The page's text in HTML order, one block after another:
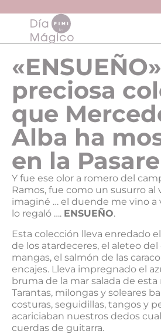
preciosa
que
Alba ha
en la
Y fue ese olor a romero del
Ramos, fue como un susurro
imaginé … el duende me vino a
lo regaló …. ENSUEÑO.
Esta colección lleva enredado
de los atardeceres, el aleteo
mangas, el salmón de las
encajes. Lleva impregnado el
bruma de la mar salada de esta
Tarantas, milongas y soleares
costuras, seguidillas, tangos y
acariciaban nuestros dedos
cuerdas de guitarra.